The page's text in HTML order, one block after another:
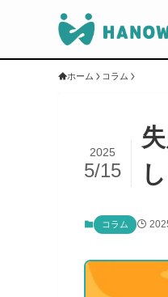
ホーム コラム
2025
5/15
コラム